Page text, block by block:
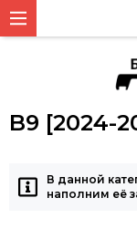
B9 [2024-
В данной
наполним её